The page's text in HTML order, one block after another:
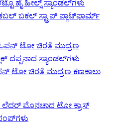
ಬಕಲ್ ಸ್ಟ್ರಾಪ್ ಪ್ಲಾಟ್‌ಫಾರ್ಮ್
ಟೋ ಚಿರತೆ ಮುದ್ರಣ ಕಣಕಾಲು